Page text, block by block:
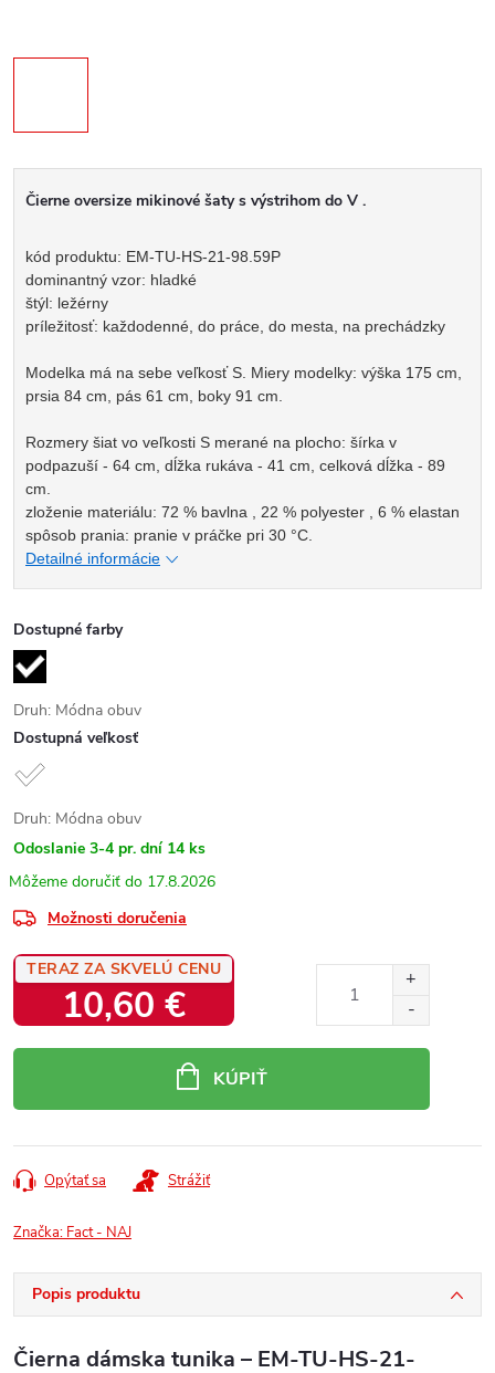
Čierne oversize mikinové šaty s výstrihom do V .
kód produktu: EM-TU-HS-21-98.59P
dominantný vzor: hladké
štýl: ležérny
príležitosť: každodenné, do práce, do mesta, na prechádzky
Modelka má na sebe veľkosť S. Miery modelky: výška 175 cm,
prsia 84 cm, pás 61 cm, boky 91 cm.
Rozmery šiat vo veľkosti S merané na plocho: šírka v
podpazuší - 64 cm, dĺžka rukáva - 41 cm, celková dĺžka - 89
cm.
zloženie materiálu: 72 % bavlna , 22 % polyester , 6 % elastan
spôsob prania: pranie v práčke pri 30 °C.
Detailné informácie
Dostupné farby
Druh: Módna obuv
Dostupná veľkosť
Druh: Módna obuv
Odoslanie 3-4 pr. dní 14 ks
17.8.2026
Možnosti doručenia
TERAZ ZA SKVELÚ CENU
10,60 €
KÚPIŤ
Opýtať sa Strážiť
Značka: Fact - NAJ
Popis produktu
Čierna dámska tunika – EM-TU-HS-21-